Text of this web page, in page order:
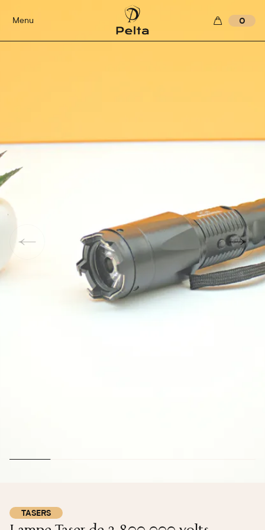
Menu 0
TASERS